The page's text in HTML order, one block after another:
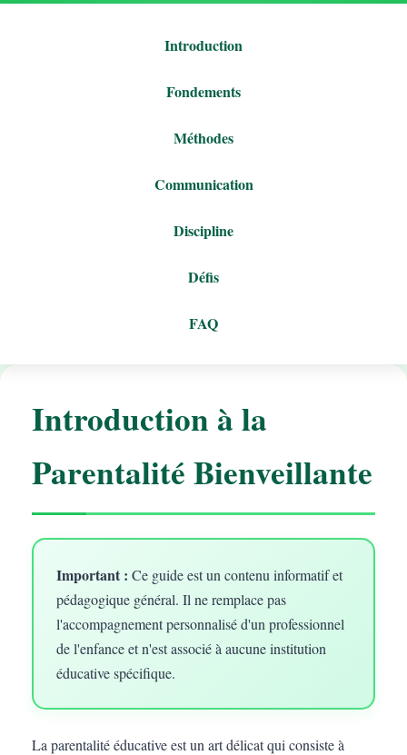
Introduction
Fondements
Méthodes
Communication
Discipline
Défis
FAQ
Introduction à la
Parentalité Bienveillante
Important : Ce guide est un contenu informatif et
pédagogique général. Il ne remplace pas
l'accompagnement personnalisé d'un professionnel
de l'enfance et n'est associé à aucune institution
éducative spécifique.
La parentalité éducative est un art délicat qui consiste à